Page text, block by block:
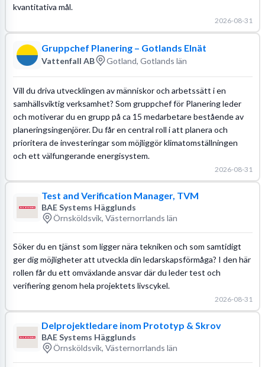
kvantitativa mål.
2026-08-31
Gruppchef Planering – Gotlands Elnät
Vattenfall AB Gotland, Gotlands län
Vill du driva utvecklingen av människor och arbetssätt i en
samhällsviktig verksamhet? Som gruppchef för Planering leder
och motiverar du en grupp på ca 15 medarbetare bestående av
planeringsingenjörer. Du får en central roll i att planera och
prioritera de investeringar som möjliggör klimatomställningen
och ett välfungerande energisystem.
2026-08-31
Test and Verification Manager, TVM
BAE Systems Hägglunds
Örnsköldsvik, Västernorrlands län
Söker du en tjänst som ligger nära tekniken och som samtidigt
ger dig möjligheter att utveckla din ledarskapsförmåga? I den här
rollen får du ett omväxlande ansvar där du leder test och
verifiering genom hela projektets livscykel.
2026-08-31
Delprojektledare inom Prototyp & Skrov
BAE Systems Hägglunds
Örnsköldsvik, Västernorrlands län